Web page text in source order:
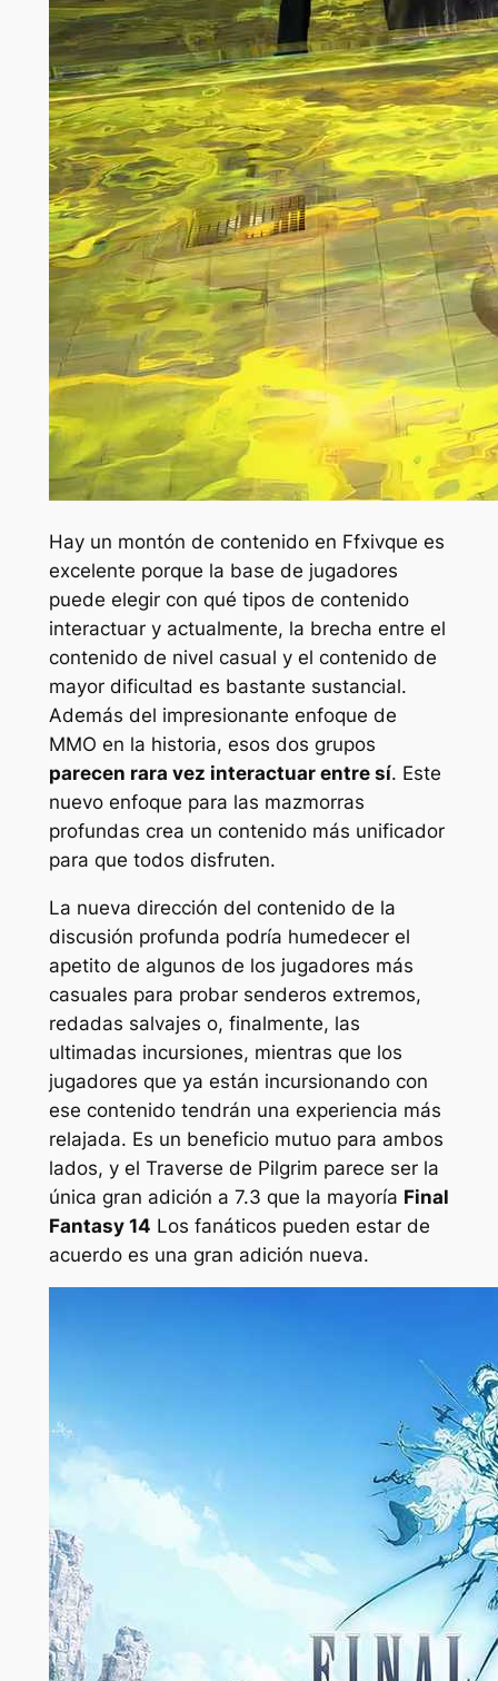
Hay un montón de contenido en Ffxivque es
excelente porque la base de jugadores
puede elegir con qué tipos de contenido
interactuar y actualmente, la brecha entre el
contenido de nivel casual y el contenido de
mayor dificultad es bastante sustancial.
Además del impresionante enfoque de
MMO en la historia, esos dos grupos
parecen rara vez interactuar entre sí. Este
nuevo enfoque para las mazmorras
profundas crea un contenido más unificador
para que todos disfruten.
La nueva dirección del contenido de la
discusión profunda podría humedecer el
apetito de algunos de los jugadores más
casuales para probar senderos extremos,
redadas salvajes o, finalmente, las
ultimadas incursiones, mientras que los
jugadores que ya están incursionando con
ese contenido tendrán una experiencia más
relajada. Es un beneficio mutuo para ambos
lados, y el Traverse de Pilgrim parece ser la
única gran adición a 7.3 que la mayoría Final
Fantasy 14 Los fanáticos pueden estar de
acuerdo es una gran adición nueva.